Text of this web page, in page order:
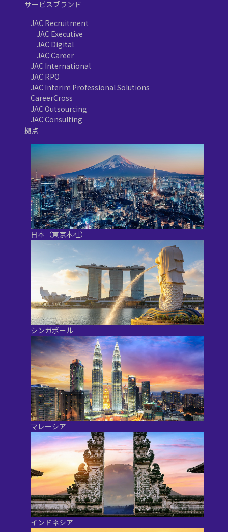
サービスブランド
JAC Recruitment
JAC Executive
JAC Digital
JAC Career
JAC International
JAC RPO
JAC Interim Professional Solutions
CareerCross
JAC Outsourcing
JAC Consulting
拠点
日本（東京本社）
シンガポール
マレーシア
インドネシア